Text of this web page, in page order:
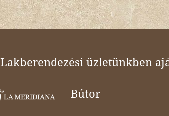
Lakberendezési üzletünkben
Bútor